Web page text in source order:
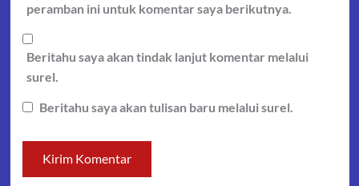
peramban ini untuk komentar saya berikutnya.
Beritahu saya akan tindak lanjut komentar melalui
surel.
Beritahu saya akan tulisan baru melalui surel.